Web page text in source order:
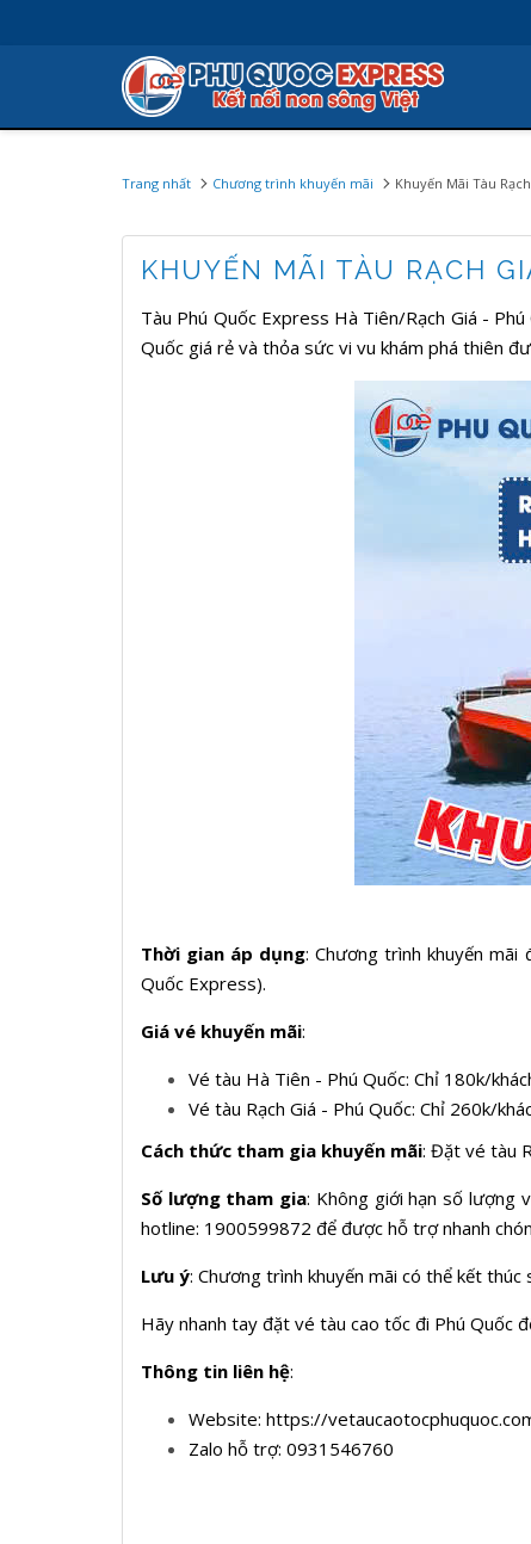
Trang nhất Chương trình khuyến mãi Khuyến Mãi Tàu
KHUYẾN MÃI TÀU RẠCH
Tàu Phú Quốc Express Hà Tiên/Rạch Giá -
Quốc giá rẻ và thỏa sức vi vu khám phá thiên
Thời gian áp dụng: Chương trình khuyến
Quốc Express).
Giá vé khuyến mãi:
Vé tàu Hà Tiên - Phú Quốc: Chỉ 180k/
Vé tàu Rạch Giá - Phú Quốc: Chỉ 260k/
Cách thức tham gia khuyến mãi: Đặt vé tàu
Số lượng tham gia: Không giới hạn số lượng
hotline: 1900599872 để được hỗ trợ nhanh
Lưu ý: Chương trình khuyến mãi có thể kết thúc
Hãy nhanh tay đặt vé tàu cao tốc đi Phú Quốc
Thông tin liên hệ:
Website: https://
Zalo hỗ trợ: 0931546760